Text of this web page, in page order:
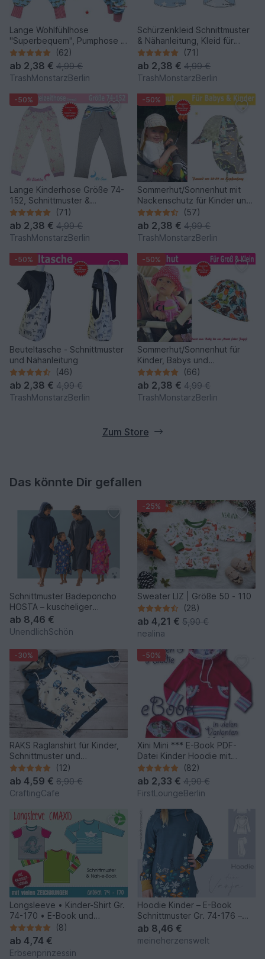
Lange Wohlfühlhose
''Superbequem'', Pumphose -
Schnittmuster und
Nähanleitung
(62)
ab 2,38 € 4,99 €
TrashMonstarzBerlin
Schürzenkleid Schnittmuster
& Nähanleitung, Kleid für
Kinder und Babys
(71)
ab 2,38 € 4,99 €
TrashMonstarzBerlin
-50%
Lange Kinderhose Größe 74-
152, Schnittmuster &
Nähanleitung(71)
ab 2,38 € 4,99 €
TrashMonstarzBerlin
-50%
Sommerhut/Sonnenhut mit
Nackenschutz für Kinder und
Babys - Schnittmuster &
Nähanleitung
(57)
ab 2,38 € 4,99 €
TrashMonstarzBerlin
-50%
Beuteltasche - Schnittmuster
und Nähanleitung
(46)
ab 2,38 € 4,99 €
TrashMonstarzBerlin
-50%
Sommerhut/Sonnenhut für
Kinder, Babys und
Erwachsene - Schnittmuster &
Nähanleitung
(66)
ab 2,38 € 4,99 €
TrashMonstarzBerlin
Zum Store
Das könnte Dir gefallen
Schnittmuster Badeponcho
HOSTA – kuscheliger
Badeponcho von XXS - XL
ab 8,46 €
UnendlichSchön
-25%
Sweater LIZ | Größe 50 - 110
(28)
ab 4,21 € 5,90 €
nealina
-30%
RAKS Raglanshirt für Kinder,
Schnittmuster und
Nähanleitung Gr. 92-140
(12)
ab 4,59 € 6,90 €
CraftingCafe
-50%
Xini Mini *** E-Book PDF-
Datei Kinder Hoodie mit
Kragen Kapuze Nähanleitung
mit Schnitt 8 Doppelgrößen
68/74 bis 152/158 viele
Varianten
(82)
ab 2,33 € 4,90 €
FirstLoungeBerlin
Longsleeve • Kinder-Shirt Gr.
74-170 • E-Book und
Schnittmuster unisex
(8)
ab 4,74 €
Erbsenprinzessin
Hoodie Kinder – E-Book
Schnittmuster Gr. 74-176 –
deine Vanja #19
ab 8,46 €
meineherzenswelt